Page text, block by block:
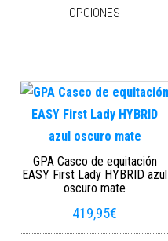
OPCIONES
GPA Casco de equitación
EASY First Lady HYBRID azul
oscuro mate
419,95€